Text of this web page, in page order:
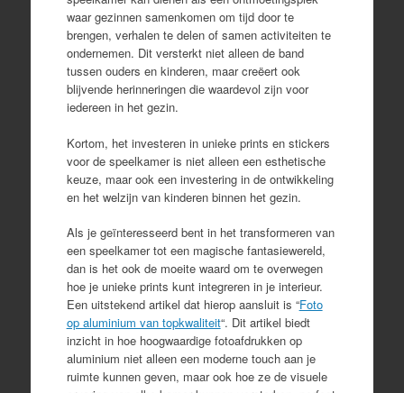
waar gezinnen samenkomen om tijd door te
brengen, verhalen te delen of samen activiteiten te
ondernemen. Dit versterkt niet alleen de band
tussen ouders en kinderen, maar creëert ook
blijvende herinneringen die waardevol zijn voor
iedereen in het gezin.
Kortom, het investeren in unieke prints en stickers
voor de speelkamer is niet alleen een esthetische
keuze, maar ook een investering in de ontwikkeling
en het welzijn van kinderen binnen het gezin.
Als je geïnteresseerd bent in het transformeren van
een speelkamer tot een magische fantasiewereld,
dan is het ook de moeite waard om te overwegen
hoe je unieke prints kunt integreren in je interieur.
Een uitstekend artikel dat hierop aansluit is “Foto
op aluminium van topkwaliteit“. Dit artikel biedt
inzicht in hoe hoogwaardige fotoafdrukken op
aluminium niet alleen een moderne touch aan je
ruimte kunnen geven, maar ook hoe ze de visuele